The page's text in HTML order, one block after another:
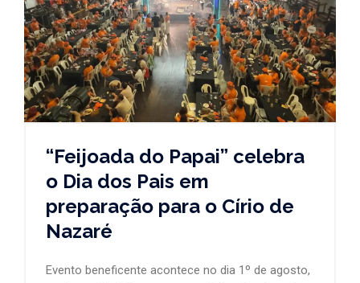
“Feijoada do Papai” celebra
o Dia dos Pais em
preparação para o Círio de
Nazaré
Evento beneficente acontece no dia 1º de agosto,